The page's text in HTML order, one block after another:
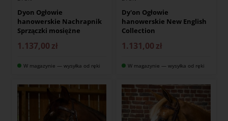
Dyon Ogłowie
hanowerskie Nachrapnik
Sprzączki mosiężne
1.137,00 zł
W magazynie — wysyłka od ręki
Dy'on Ogłowie
hanowerskie New English
Collection
1.131,00 zł
W magazynie — wysyłka od ręki